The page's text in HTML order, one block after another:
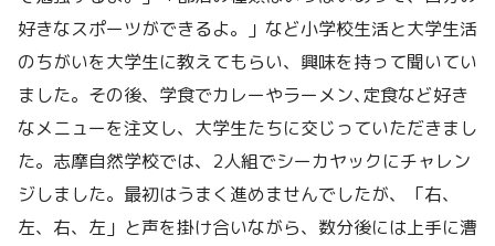
好きなスポーツができるよ。」など小学校生活と大学生活
のちがいを大学生に教えてもらい、興味を持って聞いてい
ました。その後、学食でカレーやラーメン､定食など好き
なメニューを注文し、大学生たちに交じっていただきまし
た。志摩自然学校では、2人組でシーカヤックにチャレン
ジしました。最初はうまく進めませんでしたが、「右、
左、右、左」と声を掛け合いながら、数分後には上手に漕